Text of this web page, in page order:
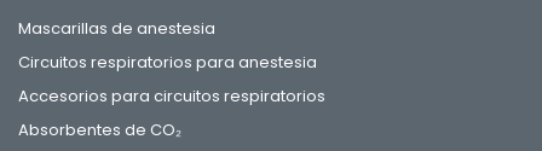
Mascarillas de anestesia
Circuitos respiratorios para anestesia
Accesorios para circuitos respiratorios
Absorbentes de CO₂